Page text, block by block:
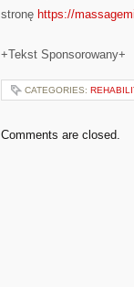
stronę https://
+Tekst Sponsorowany+
CATEGORIES:
Comments are closed.